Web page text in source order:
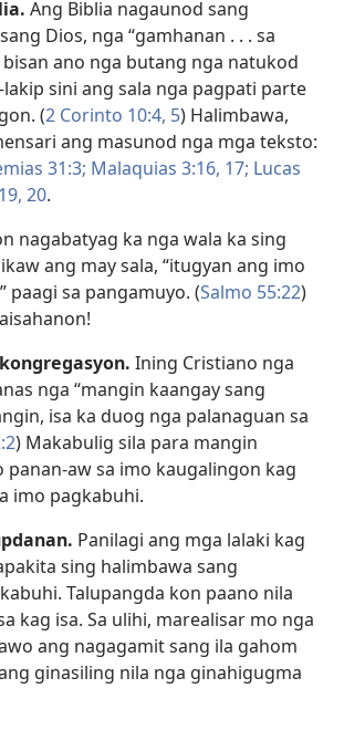
Ang Biblia nagaunod sang
Dios, nga “gamhanan . . . sa
ano nga butang nga natukod
sini ang sala nga pagpati parte
(2 Corinto 10:​4, 5) Halimbawa,
ang masunod nga mga teksto:
31:3; Malaquias 3:​16, 17; Lucas
20.
nagabatyag ka nga wala ka sing
ang may sala, “itugyan ang imo
paagi sa pangamuyo. (Salmo 55:22)
Ining Cristiano nga
nga “mangin kaangay sang
isa ka duog nga palanaguan sa
) Makabulig sila para mangin
panan-aw sa imo kaugalingon kag
imo pagkabuhi.
Panilagi ang mga lalaki kag
sing halimbawa sang
Talupangda kon paano nila
kag isa. Sa ulihi, marealisar mo nga
ang nagagamit sang ila gahom
ginasiling nila nga ginahigugma